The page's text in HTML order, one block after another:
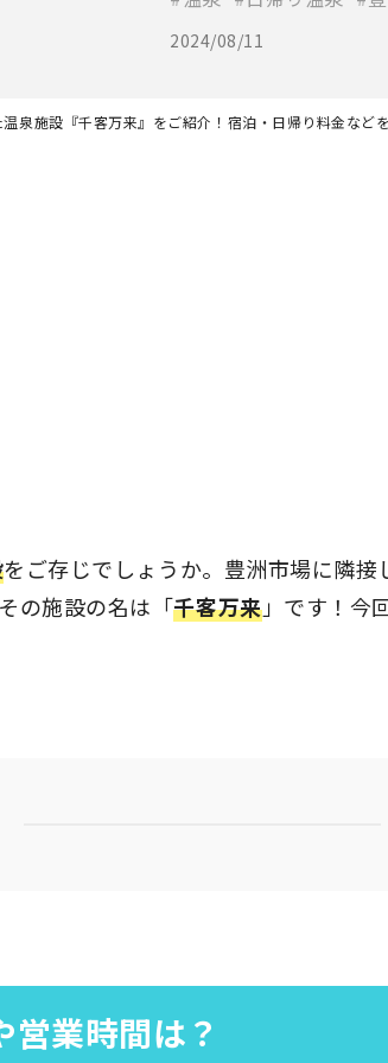
2024/08/11
泉施設『千客万来』をご紹介！宿泊・日帰り料金など
をご存じでしょうか。豊洲市場に隣接
の施設の名は「千客万来」です！今
営業時間は？